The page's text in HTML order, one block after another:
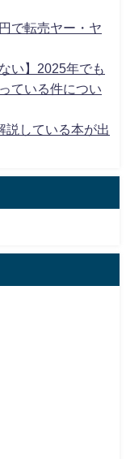
で転売ヤー・ヤ
い】2025年でも
ている件につい
している本が出